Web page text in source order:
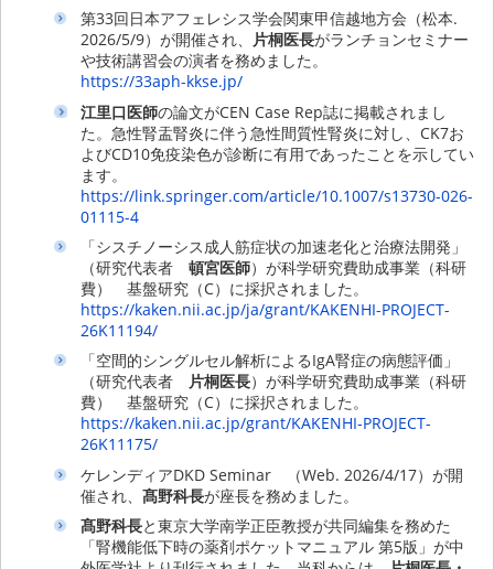
第33回日本アフェレシス学会関東甲信越地方会（松本.
2026/5/9）が開催され、 片桐医長がランチョンセミナー
や技術講習会の演者を務めました。
https://33aph-kkse.jp/
江里口医師の論文がCEN Case Rep誌に掲載されまし
た。急性腎盂腎炎に伴う急性間質性腎炎に対し、CK7お
よびCD10免疫染色が診断に有用であったことを示してい
ます。
https://link.springer.com/article/10.1007/s13730-026-
01115-4
「シスチノーシス成人筋症状の加速老化と治療法開発」
（研究代表者頓宮医師）が科学研究費助成事業（科研
費） 基盤研究（C）に採択されました。
https://kaken.nii.ac.jp/ja/grant/KAKENHI-PROJECT-
26K11194/
「空間的シングルセル解析によるIgA腎症の病態評価」
（研究代表者 片桐医長）が科学研究費助成事業（科研
費） 基盤研究（C）に採択されました。
https://kaken.nii.ac.jp/grant/KAKENHI-PROJECT-
26K11175/
ケレンディアDKD Seminar （Web. 2026/4/17）が開
催され、髙野科長が座長を務めました。
髙野科長と東京大学南学正臣教授が共同編集を務めた
「腎機能低下時の薬剤ポケットマニュアル 第5版」が中